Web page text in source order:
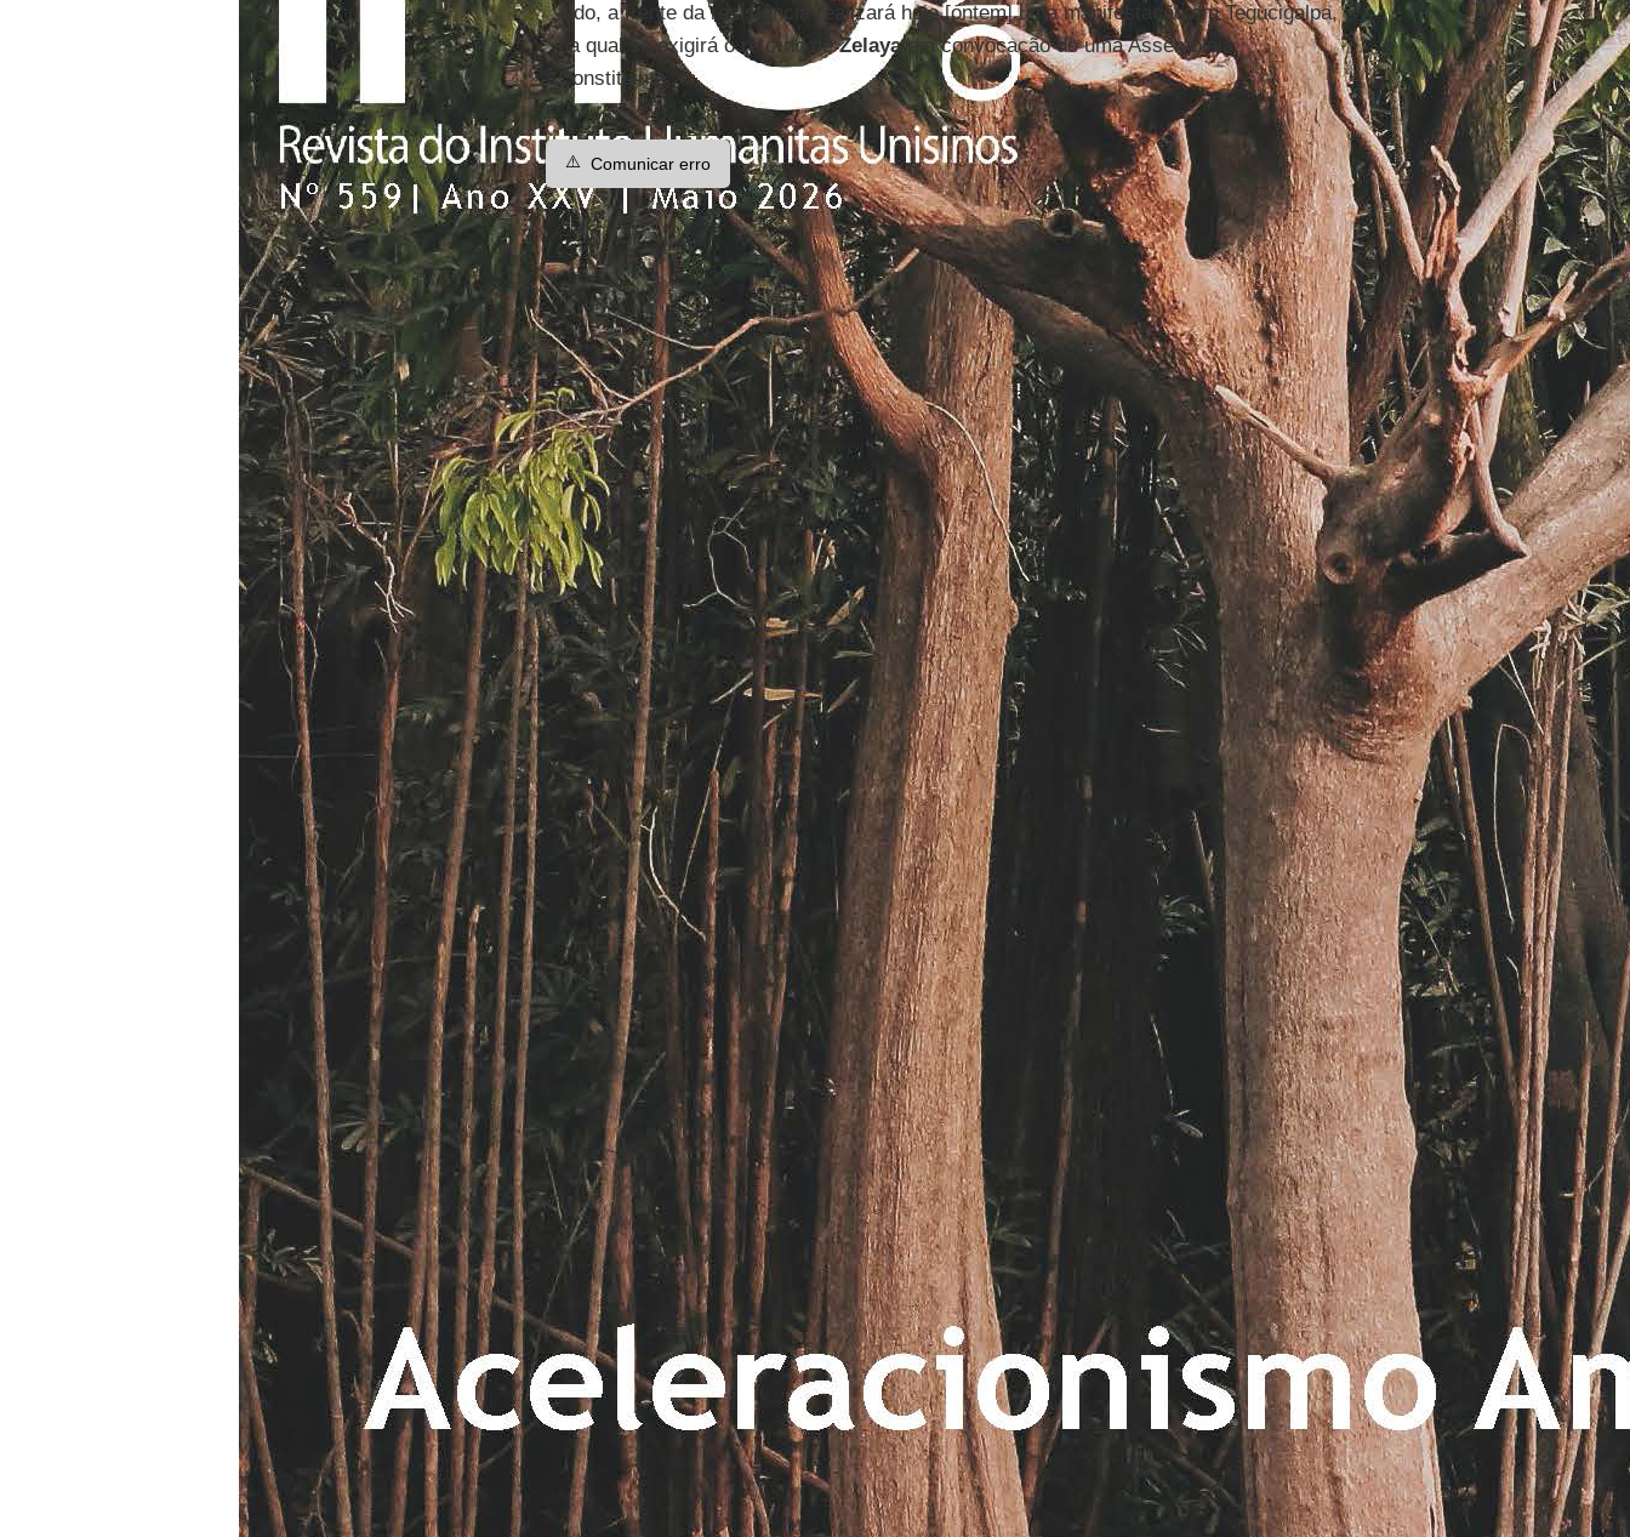
lado, a frente da resistência realizará hoje [ontem] uma manifestação em Tegucigalpa,
na qual se exigirá o retorno deZelayae a convocação de uma Assembleia
Constituinte.
⚠️ Comunicar erro